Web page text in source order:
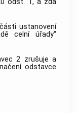
odst. 1, a zda
ustanovení
celní úřady“
2 zrušuje a
odstavce